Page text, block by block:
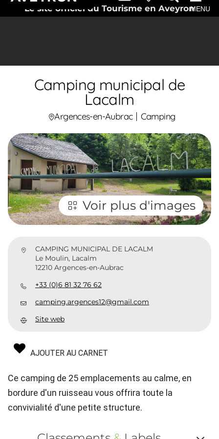
Le site officiel du Tourisme en AveyronMENU
Camping municipal de
Lacalm
Argences-en-Aubrac Camping
Voir plus d'images
CAMPING MUNICIPAL DE LACALM
Le Moulin, Lacalm
12210 Argences-en-Aubrac
+33 (0)6 81 32 76 62
camping.argences12@gmail.com
Site web
AJOUTER AU CARNET
Ce camping de 25 emplacements au calme, en
bordure d'un ruisseau vous offrira toute la
convivialité d'une petite structure.